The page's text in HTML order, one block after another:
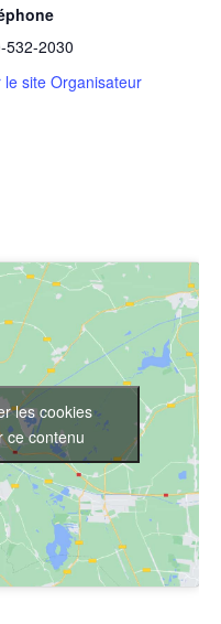
532-2030
le site Organisateur
les cookies
ce contenu